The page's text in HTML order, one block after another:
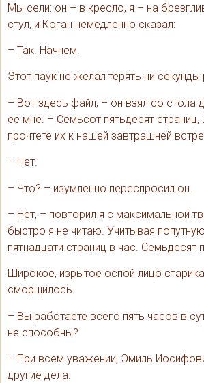
Мы сели: он – в кресло, я – на
стул, и Коган немедленно сказал:
– Так. Начнем.
Этот паук не желал терять ни
– Вот здесь файл, – он взял со стола
ее мне. – Семьсот пятьдесят
прочтете их к нашей завтрашней
– Нет.
– Что? – изумленно переспросил он.
– Нет, – повторил я с максимальной
быстро я не читаю. Учитывая
пятнадцати страниц в час. Семьдесят
Широкое, изрытое оспой лицо
сморщилось.
– Вы работаете всего пять часов в
не способны?
– При всем уважении, Эмиль
другие дела.